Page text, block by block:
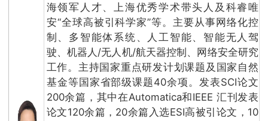
海领军人才、上海优秀学术带头人及科睿唯
安“全球高被引科学家”等。主要从事网络化控
制、多智能体系统、人工智能、智能无人驾
驶、机器人/无人机/航天器控制、网络安全研究
工作。主持国家重点研发计划课题及国家自然
基金等国家省部级课题40余项。发表SCI论文
200余篇，其中在Automatica和IEEE 汇刊发表
论文120余篇，20余篇入选ESI高被引论文，10